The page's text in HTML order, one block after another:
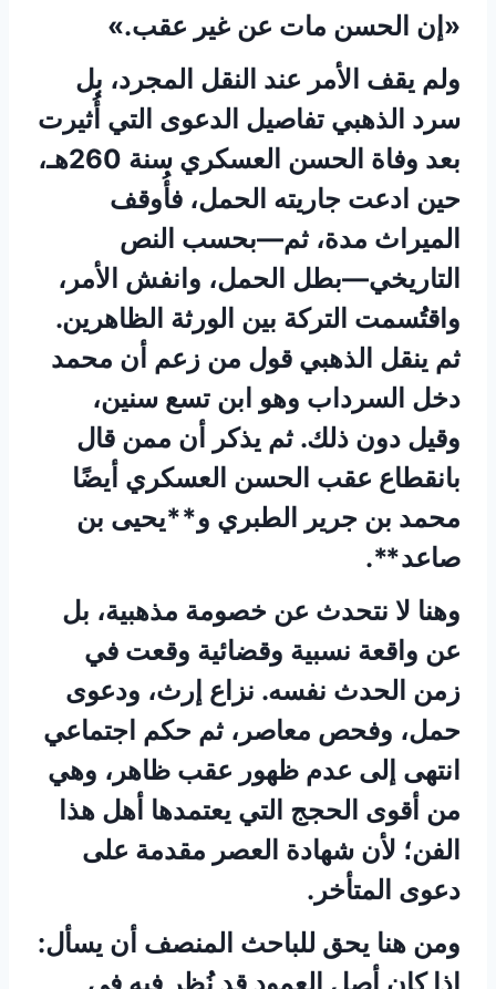
«إن الحسن مات عن غير عقب.»
ولم يقف الأمر عند النقل المجرد، بل
سرد الذهبي تفاصيل الدعوى التي أُثيرت
بعد وفاة الحسن العسكري سنة 260هـ،
حين ادعت جاريته الحمل، فأُوقف
الميراث مدة، ثم—بحسب النص
التاريخي—بطل الحمل، وانفش الأمر،
واقتُسمت التركة بين الورثة الظاهرين.
ثم ينقل الذهبي قول من زعم أن محمد
دخل السرداب وهو ابن تسع سنين،
وقيل دون ذلك. ثم يذكر أن ممن قال
بانقطاع عقب الحسن العسكري أيضًا
محمد بن جرير الطبري و**يحيى بن
صاعد**.
وهنا لا نتحدث عن خصومة مذهبية، بل
عن واقعة نسبية وقضائية وقعت في
زمن الحدث نفسه. نزاع إرث، ودعوى
حمل، وفحص معاصر، ثم حكم اجتماعي
انتهى إلى عدم ظهور عقب ظاهر، وهي
من أقوى الحجج التي يعتمدها أهل هذا
الفن؛ لأن شهادة العصر مقدمة على
دعوى المتأخر.
ومن هنا يحق للباحث المنصف أن يسأل: